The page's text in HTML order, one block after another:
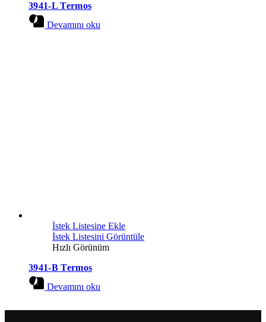
3941-L Termos
Devamını oku
İstek Listesine Ekle
İstek Listesini Görüntüle
Hızlı Görünüm
3941-B Termos
Devamını oku